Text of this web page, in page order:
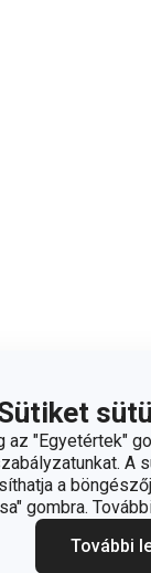
az "Egyetértek"
A
a
gombra.
További